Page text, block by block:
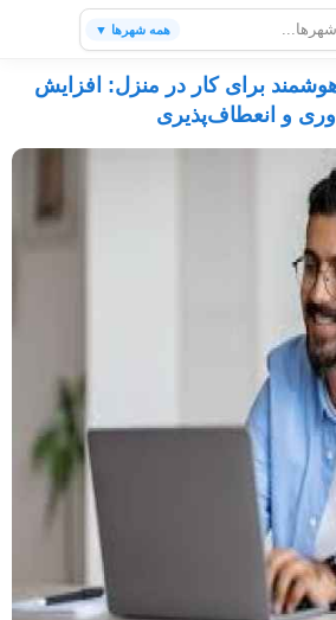
همه شهرها ▼
برای کار در منزل: افزایش
و انعطاف‌پذیری